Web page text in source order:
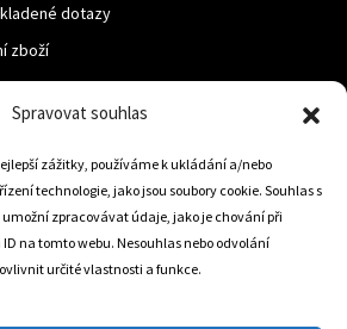
Spravovat souhlas
zážitky, používáme k ukládání a/nebo
technologie, jako jsou soubory cookie. Souhlas s
zpracovávat údaje, jako je chování při
na tomto webu. Nesouhlas nebo odvolání
určité vlastnosti a funkce.
dotazy
zboží
518,
02801